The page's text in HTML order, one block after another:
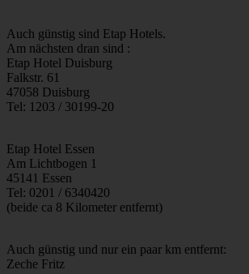
Auch günstig sind Etap Hotels.
Am nächsten dran sind :
Etap Hotel Duisburg
Falkstr. 61
47058 Duisburg
Tel: 1203 / 30199-20
Etap Hotel Essen
Am Lichtbogen 1
45141 Essen
Tel: 0201 / 6340420
(beide ca 8 Kilometer entfernt)
Auch günstig und nur ein paar km entfernt:
Zeche Fritz